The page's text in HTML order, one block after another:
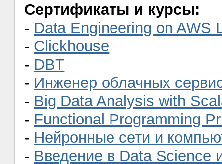
Сертификаты и курсы:
- Data Engineering on AWS
- Clickhouse
- DBT
- Инженер облачных
- Big Data Analysis with
- Functional Programming
- Нейронные сети и
- Введение в Data Science